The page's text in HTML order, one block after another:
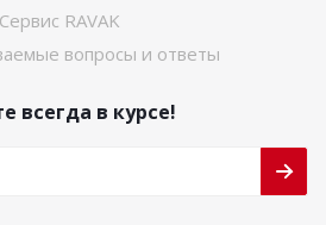
Сервис RAVAK
вопросы и ответы
всегда в курсе!